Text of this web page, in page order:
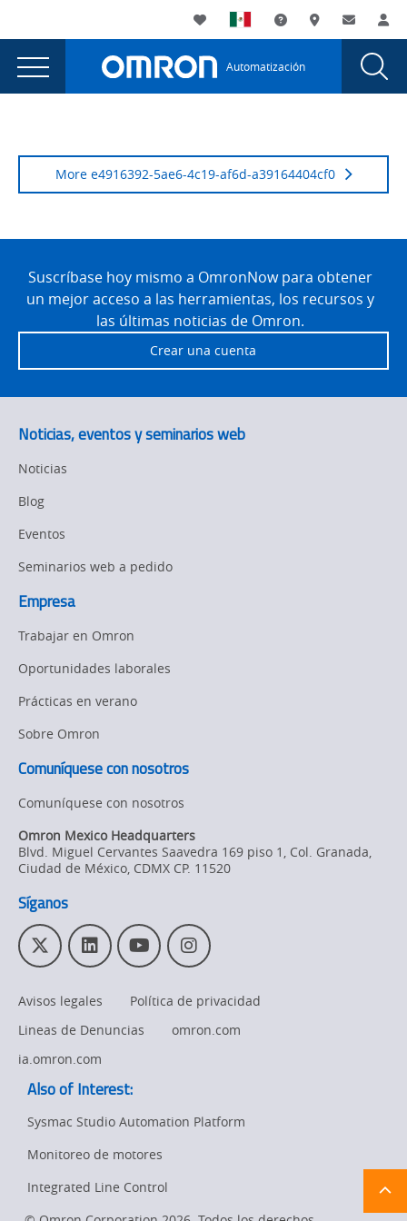
currently
viewing
the
“Cadena
Utility
Navigation
My List Soporte DóndeContacto
Main
Navigation
Automatización
Episodio
“Cadena
de
suministro
aérea”
More e4916392-5ae6-4c19-af6d-a39164404cf0
FooterSuscríbase hoy mismo a OmronNow para obtener
un mejor acceso a las herramientas, los recursos y
las últimas noticias de Omron.
Crear una cuenta
Noticias, eventos y seminarios web
Noticias
Blog
Eventos
Seminarios web a pedido
Empresa
Trabajar en Omron
Oportunidades laborales
Prácticas en verano
Sobre Omron
Comuníquese con nosotros
Comuníquese con nosotros
Omron Mexico Headquarters
Blvd. Miguel Cervantes Saavedra 169 piso 1, Col. Granada,
Ciudad de México, CDMX CP. 11520
Síganos
T
w
t
t
r
L
i
k
e
I
n
Y
o
u
T
u
I
n
t
a
Avisos legales
Política de privacidad
Lineas de Denuncias
omron.com
ia.omron.com
Also of Interest:
Sysmac Studio Automation Platform
Monitoreo de motores
Integrated Line Control